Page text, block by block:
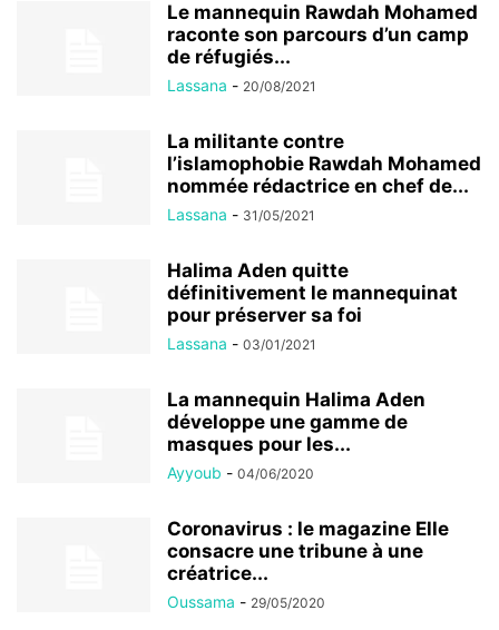
Le mannequin Rawdah Mohamed
raconte son parcours d’un camp
de réfugiés...
Lassana - 20/08/2021
La militante contre
l’islamophobie Rawdah Mohamed
nommée rédactrice en chef de...
Lassana - 31/05/2021
Halima Aden quitte
définitivement le mannequinat
pour préserver sa foi
Lassana - 03/01/2021
La mannequin Halima Aden
développe une gamme de
masques pour les...
Ayyoub - 04/06/2020
Coronavirus : le magazine Elle
consacre une tribune à une
créatrice...
Oussama - 29/05/2020